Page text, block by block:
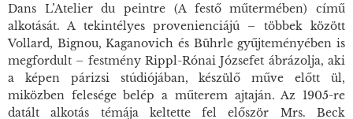
Dans L’Atelier du peintre (A festő műtermében) című
alkotását. A tekintélyes provenienciájú – többek között
Vollard, Bignou, Kaganovich és Bührle gyűjteményében is
megfordult – festmény Rippl-Rónai Józsefet ábrázolja, aki
a képen párizsi stúdiójában, készülő műve előtt ül,
miközben felesége belép a műterem ajtaján. Az 1905-re
datált alkotás témája keltette fel először Mrs. Beck